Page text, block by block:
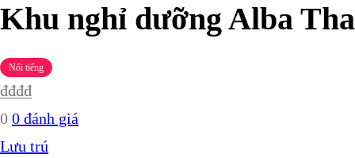
Khu nghỉ dưỡng Alba
Nổi tiếng
₫₫₫₫
0 0 đánh giá
Lưu trú